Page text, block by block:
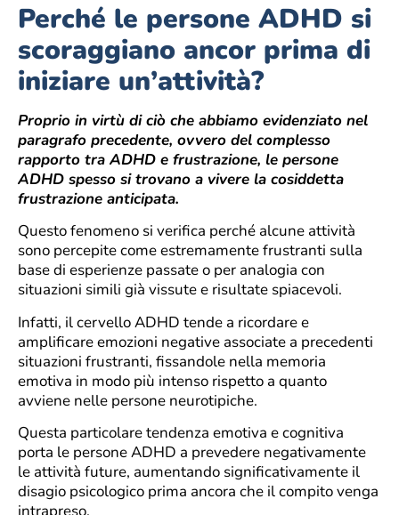
Perché le persone ADHD si
scoraggiano ancor prima di
iniziare un’attività?
Proprio in virtù di ciò che abbiamo evidenziato nel
paragrafo precedente, ovvero del complesso
rapporto tra ADHD e frustrazione, le persone
ADHD spesso si trovano a vivere la cosiddetta
frustrazione anticipata.
Questo fenomeno si verifica perché alcune attività
sono percepite come estremamente frustranti sulla
base di esperienze passate o per analogia con
situazioni simili già vissute e risultate spiacevoli.
Infatti, il cervello ADHD tende a ricordare e
amplificare emozioni negative associate a precedenti
situazioni frustranti, fissandole nella memoria
emotiva in modo più intenso rispetto a quanto
avviene nelle persone neurotipiche.
Questa particolare tendenza emotiva e cognitiva
porta le persone ADHD a prevedere negativamente
le attività future, aumentando significativamente il
disagio psicologico prima ancora che il compito venga